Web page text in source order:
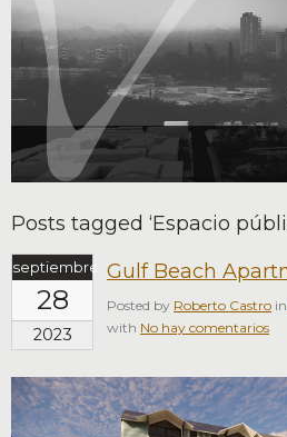
Posts tagged ‘Espacio
septiembre
28
2023
Gulf Beach
Posted by Roberto Castro in
with No hay comentarios